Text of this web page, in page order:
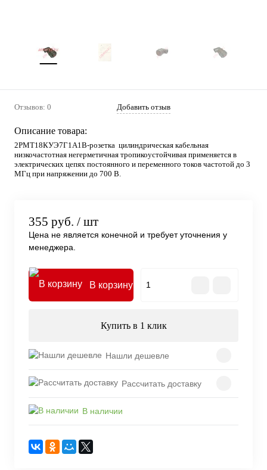
Отзывов: 0 Добавить отзыв
Описание товара:
2РМТ18КУЭ7Г1А1В-розетка цилиндрическая кабельная
низкочастотная негерметичная тропикоустойчивая применяется в
электрических цепях постоянного и переменного токов частотой до 3
МГц при напряжении до 700 В.
355 руб. / шт
Цена не является конечной и требует уточнения у
менеджера.
В корзину
Купить в 1 клик
Нашли дешевле
Рассчитать доставку
В наличии